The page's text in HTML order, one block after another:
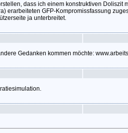
dass ich einem konstruktiven Doliszit
erarbeiteten GFP-Kompromissfassung
ja unterbreitet.
Gedanken kommen möchte: